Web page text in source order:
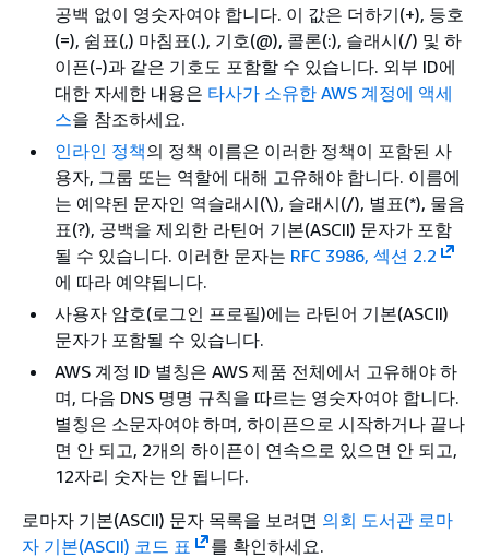
공백 없이 영숫자여야 합니다. 이 값은 더하기(+), 등호
(=), 쉼표(,) 마침표(.), 기호(@), 콜론(:), 슬래시(/) 및 하
이픈(-)과 같은 기호도 포함할 수 있습니다. 외부 ID에
대한 자세한 내용은 타사가 소유한 AWS 계정에 액세
스을 참조하세요.
인라인 정책의 정책 이름은 이러한 정책이 포함된 사
용자, 그룹 또는 역할에 대해 고유해야 합니다. 이름에
는 예약된 문자인 역슬래시(\), 슬래시(/), 별표(*), 물음
표(?), 공백을 제외한 라틴어 기본(ASCII) 문자가 포함
될 수 있습니다. 이러한 문자는 RFC 3986, 섹션 2.2
에 따라 예약됩니다.
사용자 암호(로그인 프로필)에는 라틴어 기본(ASCII)
문자가 포함될 수 있습니다.
AWS 계정 ID 별칭은 AWS 제품 전체에서 고유해야 하
며, 다음 DNS 명명 규칙을 따르는 영숫자여야 합니다.
별칭은 소문자여야 하며, 하이픈으로 시작하거나 끝나
면 안 되고, 2개의 하이픈이 연속으로 있으면 안 되고,
12자리 숫자는 안 됩니다.
로마자 기본(ASCII) 문자 목록을 보려면 의회 도서관 로마
자 기본(ASCII) 코드 표
를 확인하세요.